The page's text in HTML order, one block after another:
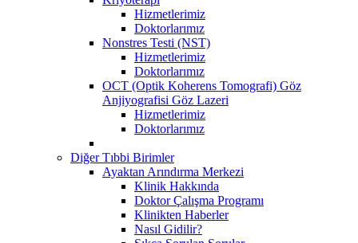
Hizmetlerimiz
Doktorlarımız
Nonstres Testi (NST)
Hizmetlerimiz
Doktorlarımız
OCT (Optik Koherens Tomografi) Göz
Anjiyografisi Göz Lazeri
Hizmetlerimiz
Doktorlarımız
Diğer Tıbbi Birimler
Ayaktan Arındırma Merkezi
Klinik Hakkında
Doktor Çalışma Programı
Klinikten Haberler
Nasıl Gidilir?